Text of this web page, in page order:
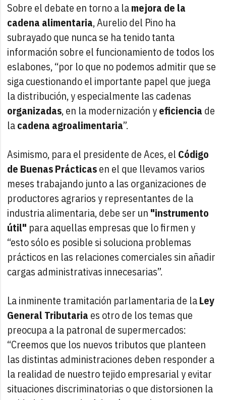
Sobre el debate en torno a lamejora de la
cadena alimentaria, Aurelio del Pino ha
subrayado que nunca se ha tenido tanta
información sobre el funcionamiento de todos los
eslabones, “por lo que no podemos admitir que se
siga cuestionando el importante papel que juega
la distribución, y especialmente las cadenas
organizadas, en la modernización yeficiencia de
lacadena agroalimentaria”.
Asimismo, para el presidente de Aces, el Código
de Buenas Prácticasen el que llevamos varios
meses trabajando junto a las organizaciones de
productores agrarios y representantes de la
industria alimentaria, debe ser un "instrumento
útil" para aquellas empresas que lo firmen y
“esto sólo es posible si soluciona problemas
prácticos en las relaciones comerciales sin añadir
cargas administrativas innecesarias”.
La inminente tramitación parlamentaria de laLey
General Tributaria es otro de los temas que
preocupa a la patronal de supermercados:
“Creemos que los nuevos tributos que planteen
las distintas administraciones deben responder a
la realidad de nuestro tejido empresarial y evitar
situaciones discriminatorias o que distorsionen la